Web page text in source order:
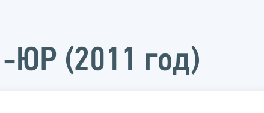
ЮР (2011 год)